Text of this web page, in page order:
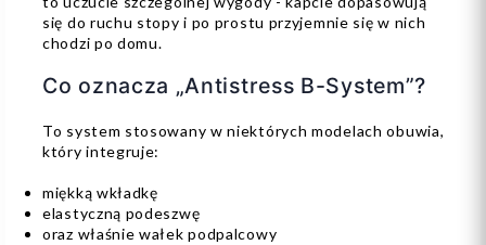
się do ruchu stopy i po prostu przyjemnie się w nich
chodzi po domu.
Co oznacza „Antistress B-System”?
To system stosowany w niektórych modelach obuwia,
który integruje:
miękką wkładkę
elastyczną podeszwę
oraz właśnie wałek podpalcowy